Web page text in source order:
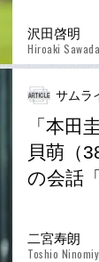
沢田啓明
Hiroaki Sawada
サムラ
「本田
貝萌（
の会話
二宮寿朗
Toshio